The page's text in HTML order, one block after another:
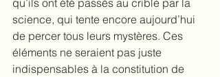
science, qui tente encore aujourd’hui
de percer tous leurs mystères. Ces
éléments ne seraient pas juste
indispensables à la constitution de